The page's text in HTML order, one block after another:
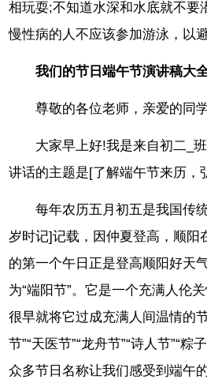
相玩耍;不知道水深和水底就不要
慢性病的人不应该参加游泳，以
我们的节日端午节演讲稿大
尊敬的各位老师，亲爱的同
大家早上好!我是来自初二_
讲话的主题是[了解端午节来历，
每年农历五月初五是我国传
岁时记]记载，因仲夏登高，顺阳
的第一个午日正是登高顺阳好天
为“端阳节”。它是一个充满人伦
很早就将它过成充满人间温情的
节”“天医节”“龙舟节”“诗人节”“粽
众多节日名称让我们感受到端午